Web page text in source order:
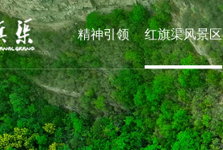
精神引领 红旗渠风景区